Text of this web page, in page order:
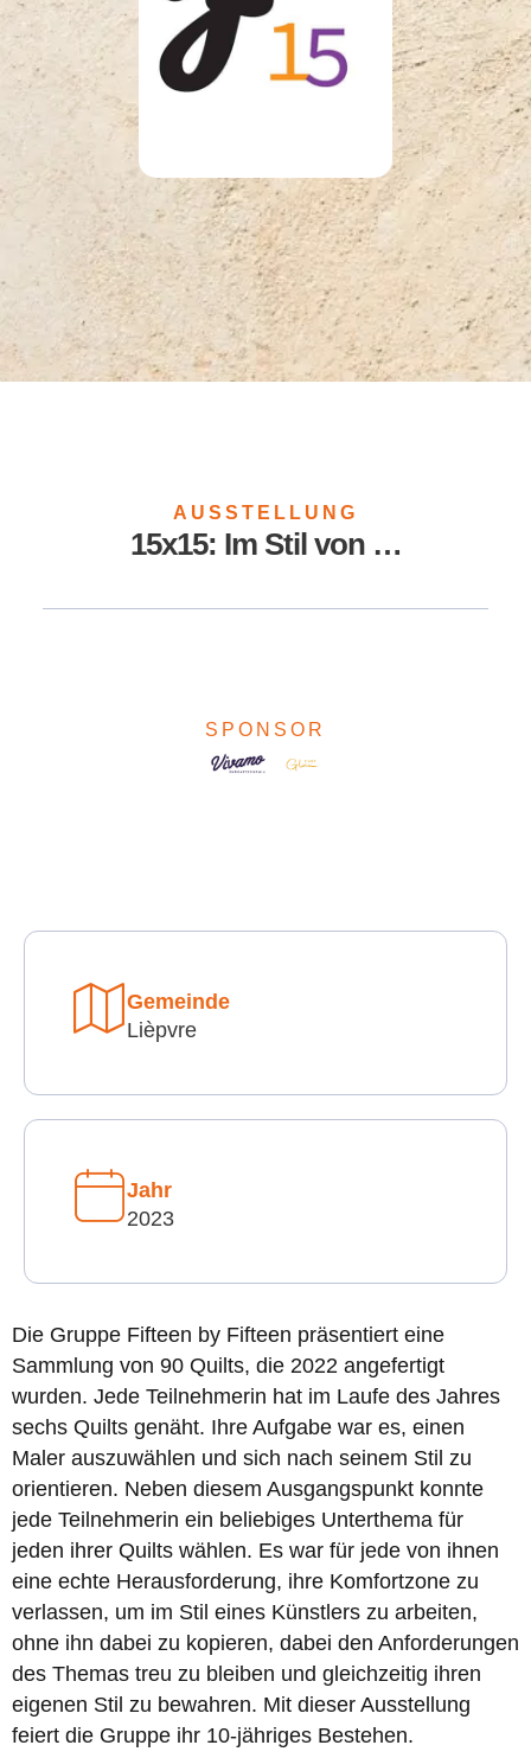
AUSSTELLUNG
15x15: Im Stil von …
SPONSOR
Gemeinde
Lièpvre
Jahr
2023
Die Gruppe Fifteen by Fifteen präsentiert eine
Sammlung von 90 Quilts, die 2022 angefertigt
wurden. Jede Teilnehmerin hat im Laufe des Jahres
sechs Quilts genäht. Ihre Aufgabe war es, einen
Maler auszuwählen und sich nach seinem Stil zu
orientieren. Neben diesem Ausgangspunkt konnte
jede Teilnehmerin ein beliebiges Unterthema für
jeden ihrer Quilts wählen. Es war für jede von ihnen
eine echte Herausforderung, ihre Komfortzone zu
verlassen, um im Stil eines Künstlers zu arbeiten,
ohne ihn dabei zu kopieren, dabei den Anforderungen
des Themas treu zu bleiben und gleichzeitig ihren
eigenen Stil zu bewahren. Mit dieser Ausstellung
feiert die Gruppe ihr 10-jähriges Bestehen.